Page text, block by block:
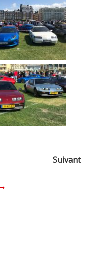
Suivant